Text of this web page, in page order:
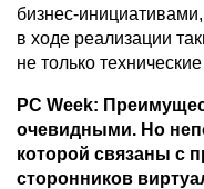
бизнес-
в ходе реализации
не только
PC Week:
очевидными. Но
которой связаны с
сторонников